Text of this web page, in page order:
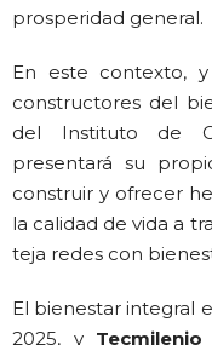
prosperidad general.
En este contexto,
constructores del
del Instituto de
presentará su
construir y ofrecer
la calidad de vida a
teja redes con
El bienestar integral
2025, y Tecmilenio